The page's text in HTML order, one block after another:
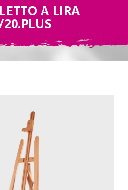
A LIRA